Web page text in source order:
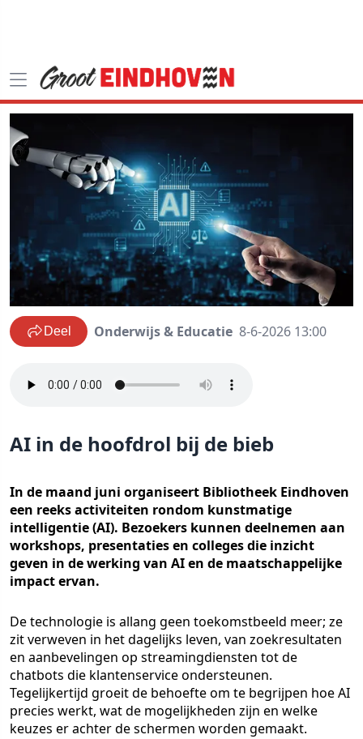
Deel Onderwijs & Educatie 8-6-2026 13:00
AI in de hoofdrol bij de bieb
In de maand juni organiseert Bibliotheek Eindhoven
een reeks activiteiten rondom kunstmatige
intelligentie (AI). Bezoekers kunnen deelnemen aan
workshops, presentaties en colleges die inzicht
geven in de werking van AI en de maatschappelijke
impact ervan.
De technologie is allang geen toekomstbeeld meer; ze
zit verweven in het dagelijks leven, van zoekresultaten
en aanbevelingen op streamingdiensten tot de
chatbots die klantenservice ondersteunen.
Tegelijkertijd groeit de behoefte om te begrijpen hoe AI
precies werkt, wat de mogelijkheden zijn en welke
keuzes er achter de schermen worden gemaakt.